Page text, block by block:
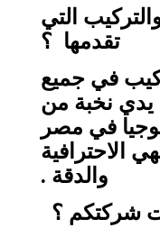
التي
تقدمها ؟
في جميع
يدي نخبة من
في مصر
الاحترافية
والدقة .
شركتكم ؟